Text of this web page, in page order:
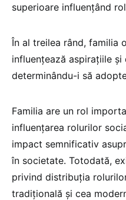
superioare influențând
În al treilea rând, familia
influențează aspirațiile
determinându-i să
Familia are un rol
influențarea rolurilor
impact semnificativ
în societate. Totodată,
privind distribuția
tradițională și cea